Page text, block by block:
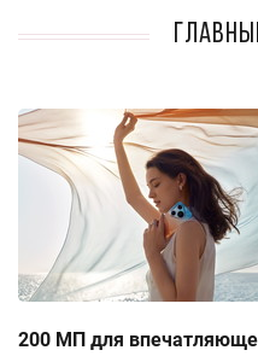
200 МП для